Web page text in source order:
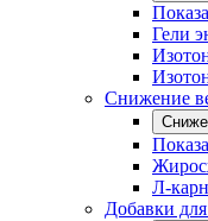
Гели
Снижение
Л-
Добавки